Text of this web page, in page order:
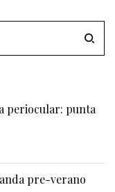
periocular: punta
pre-verano